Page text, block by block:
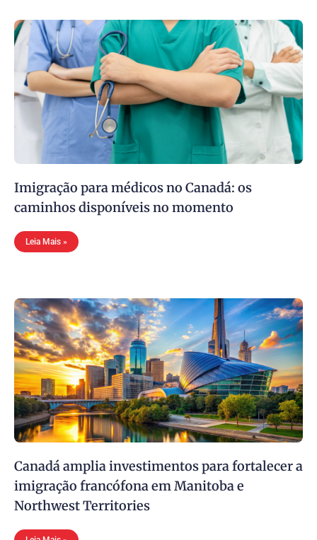
Imigração para médicos no Canadá: os
caminhos disponíveis no momento
Leia Mais »
Canadá amplia investimentos para fortalecer a
imigração francófona em Manitoba e
Northwest Territories